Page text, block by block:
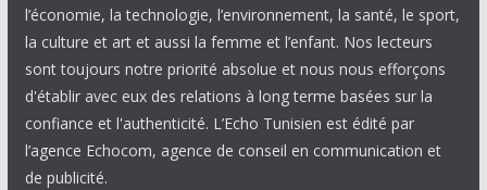
l’économie, la technologie, l’environnement, la santé, le sport,
la culture et art et aussi la femme et l’enfant. Nos lecteurs
sont toujours notre priorité absolue et nous nous efforçons
d'établir avec eux des relations à long terme basées sur la
confiance et l'authenticité. L’Echo Tunisien est édité par
l’agence Echocom, agence de conseil en communication et
de publicité.